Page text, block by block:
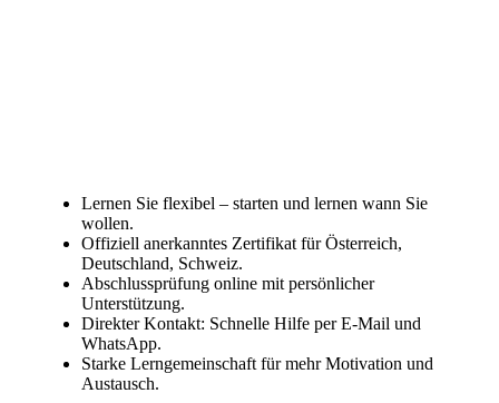
Lernen Sie flexibel – starten und lernen wann Sie
wollen.
Offiziell anerkanntes Zertifikat für Österreich,
Deutschland, Schweiz.
Abschlussprüfung online mit persönlicher
Unterstützung.
Direkter Kontakt: Schnelle Hilfe per E-Mail und
WhatsApp.
Starke Lerngemeinschaft für mehr Motivation und
Austausch.